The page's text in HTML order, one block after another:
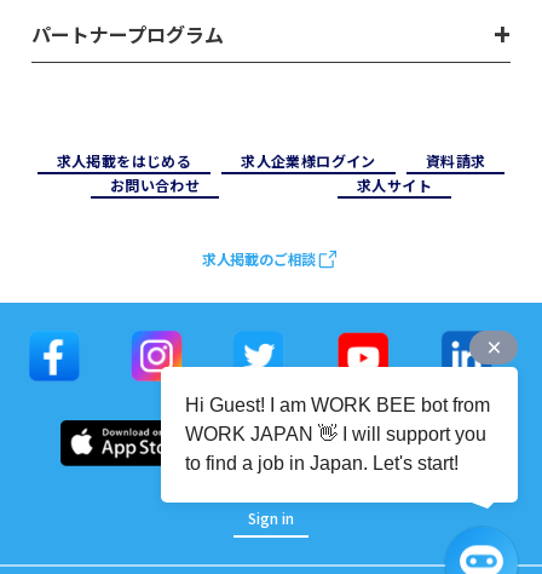
パートナープログラム
求⼈掲載をはじめる 求⼈企業様ログイン
資料請求
お問い合わせ
求⼈サイト
求人掲載のご相談
Sign in
Hi Guest! I am WORK BEE bot from
WORK JAPAN 👋 I will support you
to find a job in Japan. Let's start!